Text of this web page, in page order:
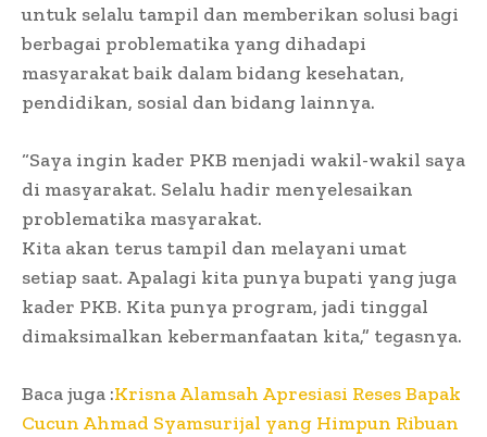
untuk selalu tampil dan memberikan solusi bagi
berbagai problematika yang dihadapi
masyarakat baik dalam bidang kesehatan,
pendidikan, sosial dan bidang lainnya.
“Saya ingin kader PKB menjadi wakil-wakil saya
di masyarakat. Selalu hadir menyelesaikan
problematika masyarakat.
Kita akan terus tampil dan melayani umat
setiap saat. Apalagi kita punya bupati yang juga
kader PKB. Kita punya program, jadi tinggal
dimaksimalkan kebermanfaatan kita,” tegasnya.
Baca juga :Krisna Alamsah Apresiasi Reses Bapak
Cucun Ahmad Syamsurijal yang Himpun Ribuan